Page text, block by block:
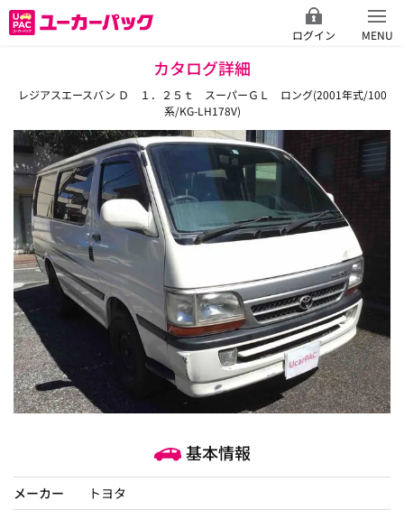
ログイン MENU
カタログ詳細
レジアスエースバン Ｄ １．２５ｔ スーパーＧＬ ロング(2001年式/100
系/KG-LH178V)
基本情報
メーカー
トヨタ